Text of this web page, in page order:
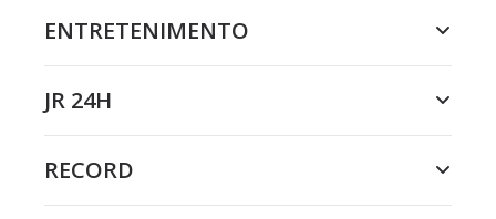
ENTRETENIMENTO
JR 24H
RECORD